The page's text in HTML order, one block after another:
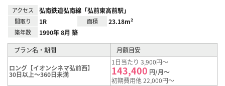
アクセス 弘南鉄道弘南線「弘前東高前駅」
間取り 1R 面積 23.18m²
築年数 1990年 8月 築
プラン名・期間 月額目安
ロング【イオンシネマ弘前西】
30日以上～360日未満
1日当たり 3,900円～
143,400 円/月～
初期費用他 22,000円～